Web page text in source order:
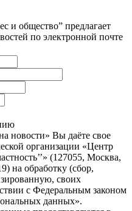
и общество” предлагает
по электронной почте
новости» Вы даёте свое
организации «Центр
(127055, Москва,
на обработку (сбор,
своих
с Федеральным законом
данных».